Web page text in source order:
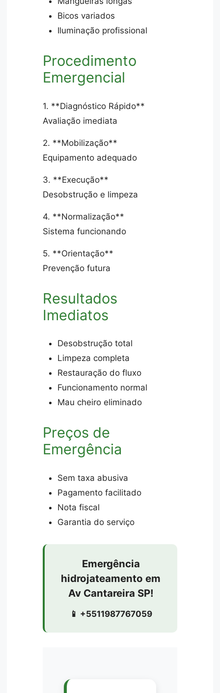
Bicos variados
Iluminação profissional
Procedimento
Emergencial
1. **Diagnóstico Rápido**
Avaliação imediata
2. **Mobilização**
Equipamento adequado
3. **Execução**
Desobstrução e limpeza
4. **Normalização**
Sistema funcionando
5. **Orientação**
Prevenção futura
Resultados
Imediatos
Desobstrução total
Limpeza completa
Restauração do fluxo
Funcionamento normal
Mau cheiro eliminado
Preços de
Emergência
Sem taxa abusiva
Pagamento facilitado
Nota fiscal
Garantia do serviço
Emergência
hidrojateamento em
Av Cantareira SP!
📱 +5511987767059